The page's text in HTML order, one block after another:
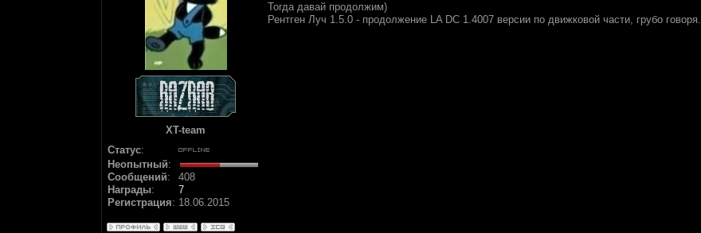
XT-team
Статус:
Неопытный:
Сообщений:
408
Награды:
7
Регистрация: 18.06.2015
Тогда давай продолжим)
Рентген Луч 1.5.0 - продолжение LA DC 1.4007 версии по движковой части, грубо говоря.